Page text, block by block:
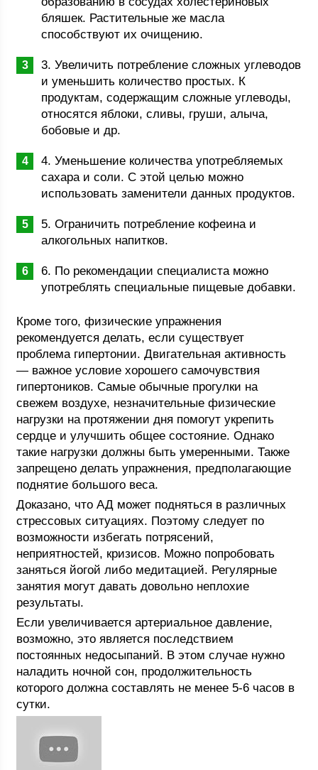
бляшек. Растительные же масла
способствуют их очищению.
3. Увеличить потребление сложных углеводов
и уменьшить количество простых. К
продуктам, содержащим сложные углеводы,
относятся яблоки, сливы, груши, алыча,
бобовые и др.
4. Уменьшение количества употребляемых
сахара и соли. С этой целью можно
использовать заменители данных продуктов.
5. Ограничить потребление кофеина и
алкогольных напитков.
6. По рекомендации специалиста можно
употреблять специальные пищевые добавки.
Кроме того, физические упражнения
рекомендуется делать, если существует
проблема гипертонии. Двигательная активность
— важное условие хорошего самочувствия
гипертоников. Самые обычные прогулки на
свежем воздухе, незначительные физические
нагрузки на протяжении дня помогут укрепить
сердце и улучшить общее состояние. Однако
такие нагрузки должны быть умеренными. Также
запрещено делать упражнения, предполагающие
поднятие большого веса.
Доказано, что АД может подняться в различных
стрессовых ситуациях. Поэтому следует по
возможности избегать потрясений,
неприятностей, кризисов. Можно попробовать
заняться йогой либо медитацией. Регулярные
занятия могут давать довольно неплохие
результаты.
Если увеличивается артериальное давление,
возможно, это является последствием
постоянных недосыпаний. В этом случае нужно
наладить ночной сон, продолжительность
которого должна составлять не менее 5-6 часов в
сутки.